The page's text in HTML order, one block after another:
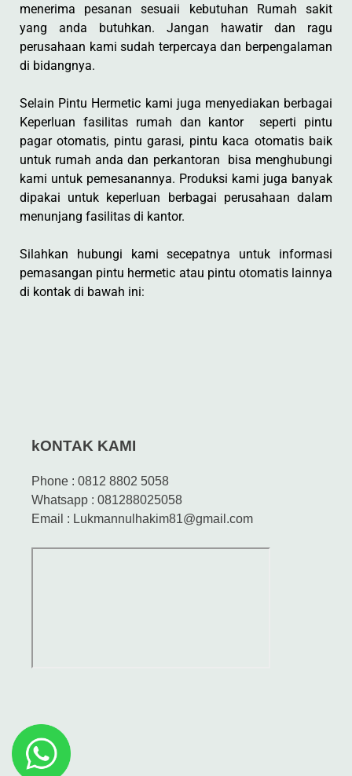
menerima pesanan sesuaii kebutuhan Rumah sakit
yang anda butuhkan. Jangan hawatir dan ragu
perusahaan kami sudah terpercaya dan berpengalaman
di bidangnya.
Selain Pintu Hermetic kami juga menyediakan berbagai
Keperluan fasilitas rumah dan kantor seperti pintu
pagar otomatis, pintu garasi, pintu kaca otomatis baik
untuk rumah anda dan perkantoran bisa menghubungi
kami untuk pemesanannya. Produksi kami juga banyak
dipakai untuk keperluan berbagai perusahaan dalam
menunjang fasilitas di kantor.
Silahkan hubungi kami secepatnya untuk informasi
pemasangan pintu hermetic atau pintu otomatis lainnya
di kontak di bawah ini:
kONTAK KAMI
Phone : 0812 8802 5058
Whatsapp : 081288025058
Email : Lukmannulhakim81@gmail.com